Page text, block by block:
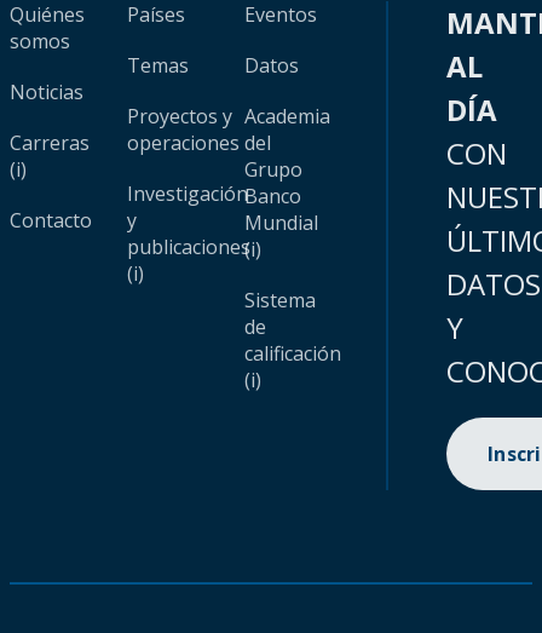
Quiénes
somos
Noticias
Carreras
(i)
Contacto
Países
Temas
Proyectos y
operaciones
Investigación
y
publicaciones
(i)
Eventos
Datos
Academia
del
Grupo
Banco
Mundial
(i)
Sistema
de
calificación
(i)
AL
DÍA
CON
DATOS
Y